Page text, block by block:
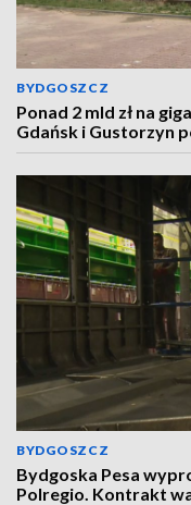
BYDGOSZCZ
Ponad 2 mld zł na
Gdańsk i Gustorzyn
BYDGOSZCZ
Bydgoska Pesa
Polregio. Kontrakt